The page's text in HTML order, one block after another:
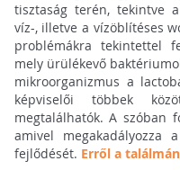
tisztaság terén, tekintve
víz-, illetve a vízöblítéses
problémákra tekintettel
mely ürülékevő
mikroorganizmus a
képviselői többek
megtalálhatók. A szóban
amivel megakadályozza
fejlődését. Erről a